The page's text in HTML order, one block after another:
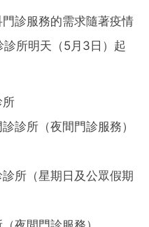
診服務的需求隨著疫情
所明天（5月3日）起
所
診所（夜間門診服務）
所（星期日及公眾假期